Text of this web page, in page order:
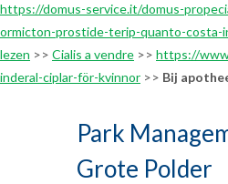
https://domus-service.it/domus-
ormicton-prostide-terip-quanto-costa-
lezen >> Cialis a vendre >> https://
inderal-ciplar-för-kvinnor >> Bij
Park
Grote Polder